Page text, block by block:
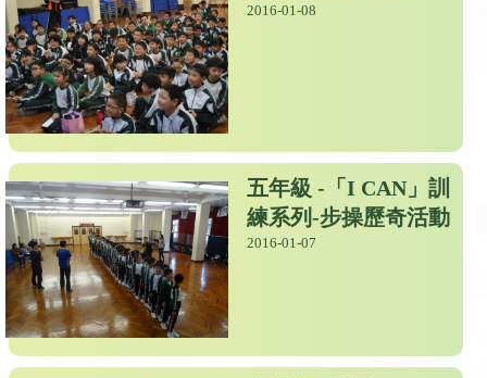
2016-01-08
五年級 -「I CAN」訓
練系列-步操歷奇活動
2016-01-07